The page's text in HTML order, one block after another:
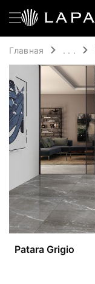
Главная . . .
Patara Grigio